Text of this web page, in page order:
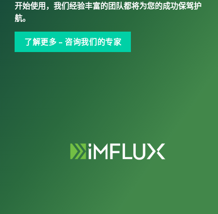
开始使用，我们经验丰富的团队都将为您的成功保驾护
航。
了解更多 – 咨询我们的专家